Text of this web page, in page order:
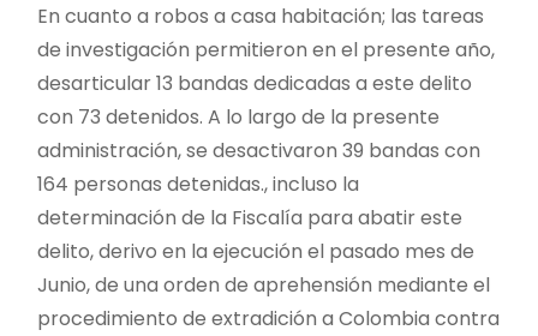
En cuanto a robos a casa habitación; las tareas
de investigación permitieron en el presente año,
desarticular 13 bandas dedicadas a este delito
con 73 detenidos. A lo largo de la presente
administración, se desactivaron 39 bandas con
164 personas detenidas., incluso la
determinación de la Fiscalía para abatir este
delito, derivo en la ejecución el pasado mes de
Junio, de una orden de aprehensión mediante el
procedimiento de extradición a Colombia contra